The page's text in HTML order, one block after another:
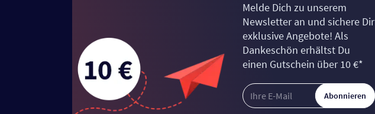
Melde Dich zu unserem
Newsletter an und sichere Dir
exklusive Angebote! Als
Dankeschön erhältst Du
einen Gutschein über 10 €*
Abonnieren